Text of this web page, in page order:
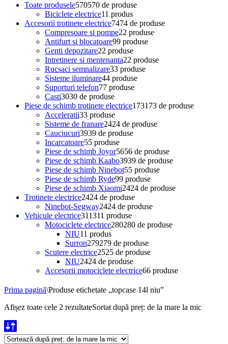
Toate produsele570570 de produse
Biciclete electrice11 produs
Accesorii trotinete electrice7474 de produse
Compresoare si pompe22 produse
Antifurt si blocatoare99 produse
Genti depozitare22 produse
Intretinere si mentenanta22 produse
Rucsaci semnalizare33 produse
Sisteme iluminare44 produse
Suporturi telefon77 produse
Casti3030 de produse
Piese de schimb trotinete electrice173173 de produse
Acceleratii33 produse
Sisteme de franare2424 de produse
Cauciucuri3939 de produse
Incarcatoare55 produse
Piese de schimb Joyor5656 de produse
Piese de schimb Kaabo3939 de produse
Piese de schimb Ninebot55 produse
Piese de schimb Ryde99 produse
Piese de schimb Xiaomi2424 de produse
Trotinete electrice2424 de produse
Ninebot-Segway2424 de produse
Vehicule electrice311311 produse
Motociclete electrice280280 de produse
NIU11 produs
Surron279279 de produse
Scutere electrice2525 de produse
NIU2424 de produse
Accesorii motociclete electrice66 produse
Prima pagină\Produse etichetate „topcase 14l niu”
Afișez toate cele 2 rezultateSortat după preț: de la mare la mic